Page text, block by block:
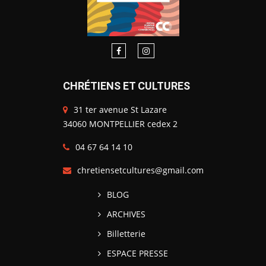
CHRÉTIENS ET CULTURES
31 ter avenue St Lazare
34060 MONTPELLIER cedex 2
04 67 64 14 10
chretiensetcultures@gmail.com
BLOG
ARCHIVES
Billetterie
ESPACE PRESSE